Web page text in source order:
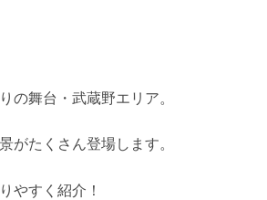
の舞台・武蔵野エリア。
がたくさん登場します。
やすく紹介！